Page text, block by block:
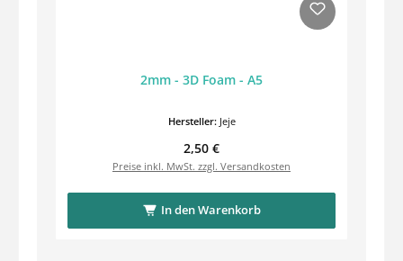
2mm - 3D Foam - A5
Hersteller: Jeje
Regulärer Preis:
2,50 €
Preise inkl. MwSt. zzgl. Versandkosten
In den Warenkorb